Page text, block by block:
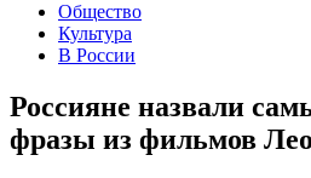
Общество
Культура
В России
Россияне назвали
фразы из фильмов